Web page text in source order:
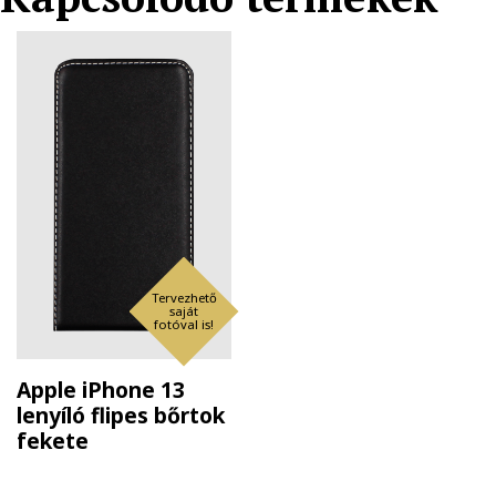
Tervezhető
saját
fotóval is!
Apple iPhone 13
lenyíló flipes bőrtok
fekete